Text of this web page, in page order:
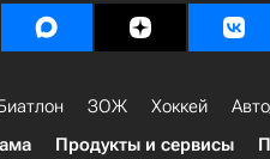
ЗОЖ Хоккей
Продукты и сервисы